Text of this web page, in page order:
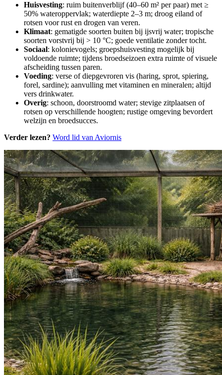
Huisvesting: ruim buitenverblijf (40–60 m² per paar) met ≥
50% wateroppervlak; waterdiepte 2–3 m; droog eiland of
rotsen voor rust en drogen van veren.
Klimaat: gematigde soorten buiten bij ijsvrij water; tropische
soorten vorstvrij bij > 10 °C; goede ventilatie zonder tocht.
Sociaal: kolonievogels; groepshuisvesting mogelijk bij
voldoende ruimte; tijdens broedseizoen extra ruimte of visuele
afscheiding tussen paren.
Voeding: verse of diepgevroren vis (haring, sprot, spiering,
forel, sardine); aanvulling met vitaminen en mineralen; altijd
vers drinkwater.
Overig: schoon, doorstroomd water; stevige zitplaatsen of
rotsen op verschillende hoogten; rustige omgeving bevordert
welzijn en broedsucces.
Verder lezen? Word lid van Aviornis